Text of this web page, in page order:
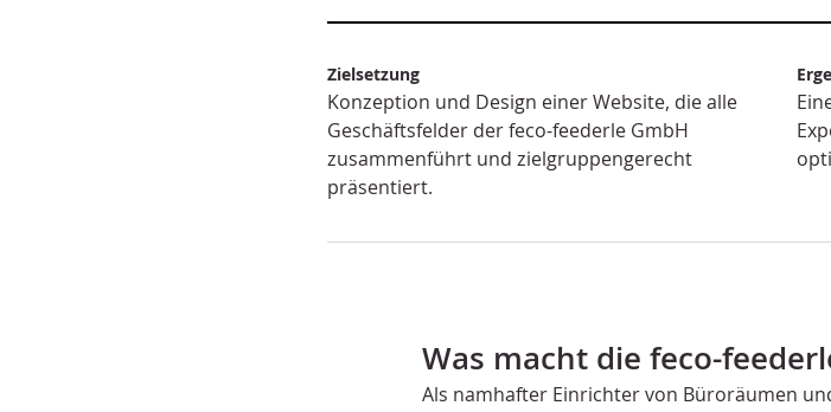
Zielsetzung
Konzeption und Design einer Website, die alle
Geschäftsfelder der feco-feederle GmbH
zusammenführt und zielgruppengerecht
präsentiert.
Was macht die feco-
Als namhafter Einrichter von Büroräumen